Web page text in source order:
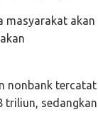
masyarakat akan
nonbank tercatat
triliun, sedangkan